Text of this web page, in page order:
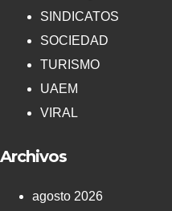
SINDICATOS
SOCIEDAD
TURISMO
UAEM
VIRAL
Archivos
agosto 2026